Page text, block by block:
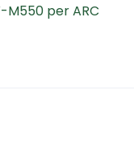
M550 per ARC